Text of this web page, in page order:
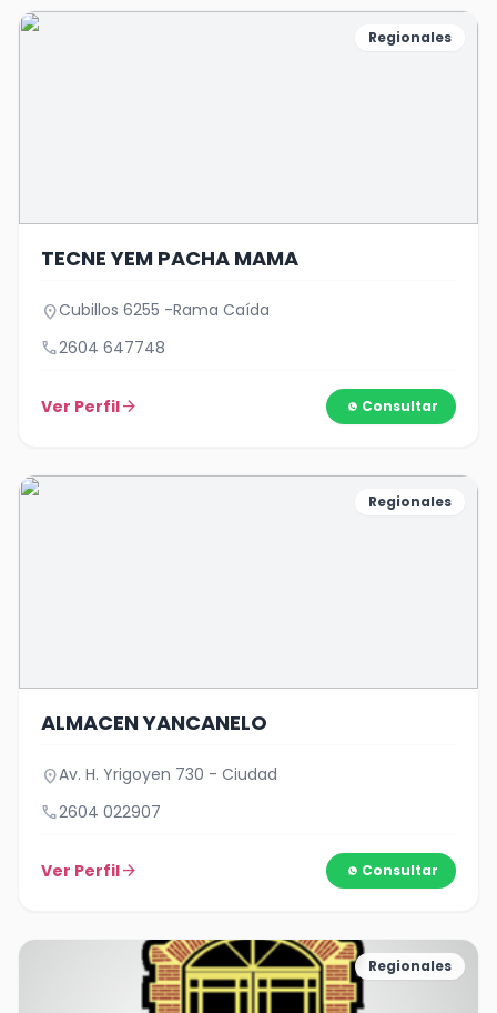
Regionales
TECNE YEM PACHA MAMA
location_onCubillos 6255 -Rama Caída
call2604 647748
Ver Perfilarrow_forward Consultar
Regionales
ALMACEN YANCANELO
location_onAv. H. Yrigoyen 730 - Ciudad
call2604 022907
Ver Perfilarrow_forward Consultar
Regionales